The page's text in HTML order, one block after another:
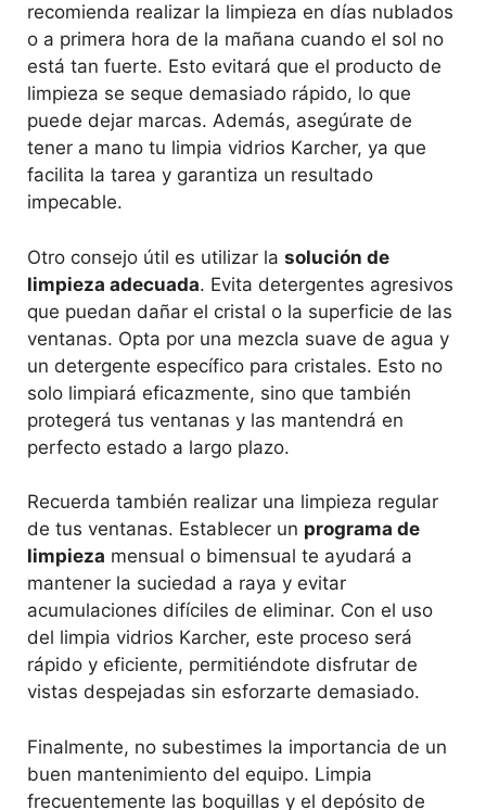
recomienda realizar la limpieza en días nublados
o a primera hora de la mañana cuando el sol no
está tan fuerte. Esto evitará que el producto de
limpieza se seque demasiado rápido, lo que
puede dejar marcas. Además, asegúrate de
tener a mano tu limpia vidrios Karcher, ya que
facilita la tarea y garantiza un resultado
impecable.
Otro consejo útil es utilizar la solución de
limpieza adecuada. Evita detergentes agresivos
que puedan dañar el cristal o la superficie de las
ventanas. Opta por una mezcla suave de agua y
un detergente específico para cristales. Esto no
solo limpiará eficazmente, sino que también
protegerá tus ventanas y las mantendrá en
perfecto estado a largo plazo.
Recuerda también realizar una limpieza regular
de tus ventanas. Establecer un programa de
limpieza mensual o bimensual te ayudará a
mantener la suciedad a raya y evitar
acumulaciones difíciles de eliminar. Con el uso
del limpia vidrios Karcher, este proceso será
rápido y eficiente, permitiéndote disfrutar de
vistas despejadas sin esforzarte demasiado.
Finalmente, no subestimes la importancia de un
buen mantenimiento del equipo. Limpia
frecuentemente las boquillas y el depósito de